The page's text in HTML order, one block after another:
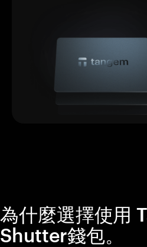
為什麼選擇使用
Shutter錢包。